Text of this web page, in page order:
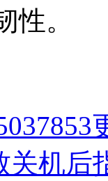
性。
关机后